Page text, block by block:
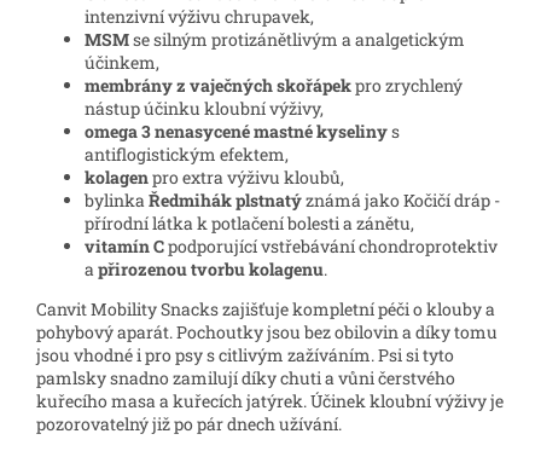
intenzivní výživu chrupavek,
MSMse silným protizánětlivým a analgetickým
účinkem,
membrány z vaječných skořápekpro zrychlený
nástup účinku kloubní výživy,
omega 3 nenasycené mastné kyselinys
antiflogistickým efektem,
kolagenpro extra výživu kloubů,
bylinkaŘedmihák plstnatýznámá jako Kočičí dráp -
přírodní látka k potlačení bolesti a zánětu,
vitamín Cpodporující vstřebávání chondroprotektiv
apřirozenoutvorbu kolagenu.
Canvit Mobility Snacks zajišťuje kompletní péči o klouby a
pohybový aparát. Pochoutky jsou bez obilovin a díky tomu
jsou vhodné i pro psy s citlivým zažíváním. Psi si tyto
pamlsky snadno zamilují díky chuti a vůni čerstvého
kuřecího masa a kuřecích jatýrek. Účinek kloubní výživy je
pozorovatelný již po pár dnech užívání.